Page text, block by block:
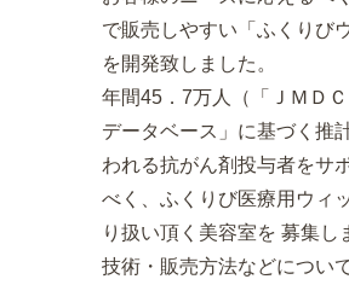
で販売しやすい「ふくりび
を開発致しました。
年間45．7万人（「ＪＭＤＣ
データベース」に基づく推
われる抗がん剤投与者をサ
べく、ふくりび医療用ウィ
り扱い頂く美容室を 募集し
技術・販売方法などについ